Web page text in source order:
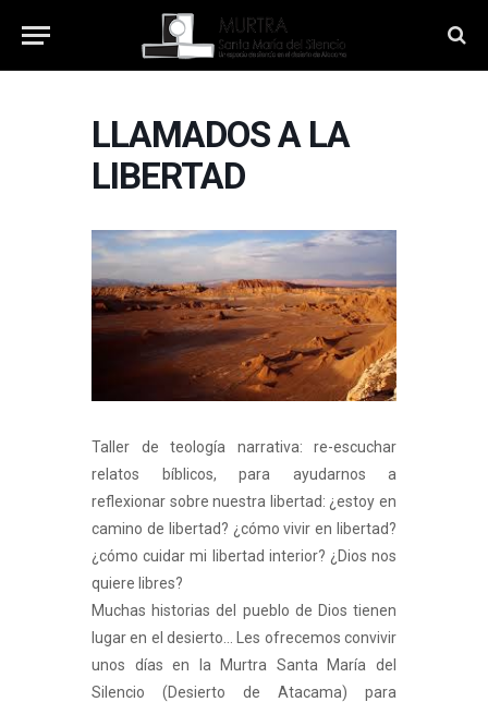
LLAMADOS A LA
LIBERTAD
Taller de teología narrativa: re-escuchar
relatos bíblicos, para ayudarnos a
reflexionar sobre nuestra libertad: ¿estoy en
camino de libertad? ¿cómo vivir en libertad?
¿cómo cuidar mi libertad interior? ¿Dios nos
quiere libres?
Muchas historias del pueblo de Dios tienen
lugar en el desierto… Les ofrecemos convivir
unos días en la Murtra Santa María del
Silencio (Desierto de Atacama) para